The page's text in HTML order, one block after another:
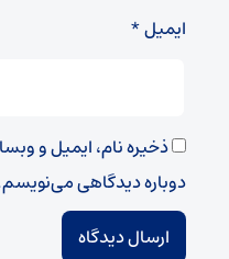
ایمیل*
ذخیره نام، ایمیل و
دوباره دیدگاهی